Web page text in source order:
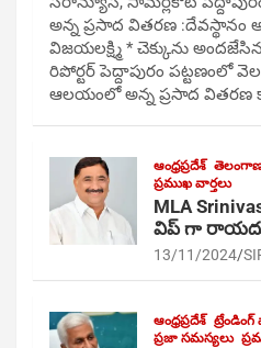
అన్న ప్రసాద వితరణ :దేవస్థానం
విజయలక్ష్మి * చెక్కును
రిపోర్టర్ పెద్దాపురం పట్టణంలో
ఆలయంలో అన్న ప్రసాద వితరణ
ఆంధ్రప్రదేశ్
ప్రముఖ వార్తలు
MLA
విప్ గా
13/11/2024
ఆంధ్రప్రదేశ్ ట్రేండింగ్
ప్రజా సమస్యలు